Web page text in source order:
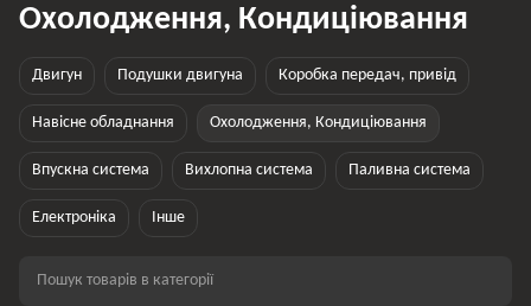
Охолодження, Кондиціювання
Двигун Подушки двигуна Коробка передач, привід
Навісне обладнання Охолодження, Кондиціювання
Впускна система Вихлопна система Паливна система
Електроніка Інше